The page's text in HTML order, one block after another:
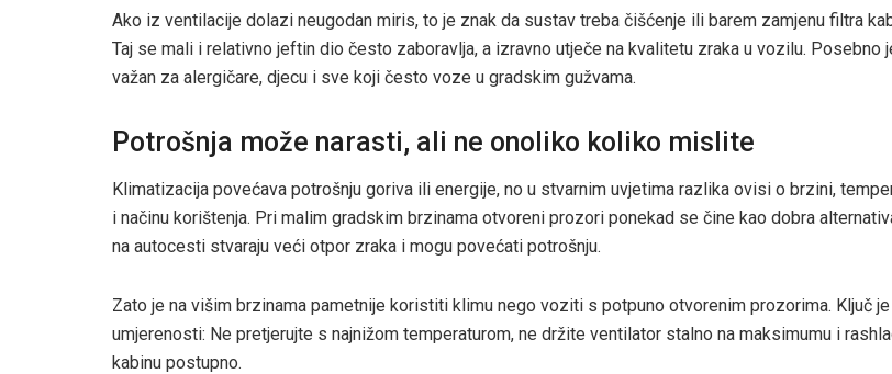
Ako iz ventilacije dolazi neugodan miris, to je znak da sustav treba čišćenje ili barem zamjenu filtra
Taj se mali i relativno jeftin dio često zaboravlja, a izravno utječe na kvalitetu zraka u vozilu. Posebno
važan za alergičare, djecu i sve koji često voze u gradskim gužvama.
Potrošnja može narasti, ali ne onoliko koliko mislite
Klimatizacija povećava potrošnju goriva ili energije, no u stvarnim uvjetima razlika ovisi o brzini,
i načinu korištenja. Pri malim gradskim brzinama otvoreni prozori ponekad se čine kao dobra
na autocesti stvaraju veći otpor zraka i mogu povećati potrošnju.
Zato je na višim brzinama pametnije koristiti klimu nego voziti s potpuno otvorenim prozorima. Ključ
umjerenosti: Ne pretjerujte s najnižom temperaturom, ne držite ventilator stalno na maksimumu i
kabinu postupno.